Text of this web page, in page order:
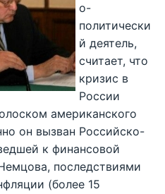
о-
политически
й деятель,
считает, что
кризис в
России
американского
он вызван Российско-
к финансовой
последствиями
(более 15